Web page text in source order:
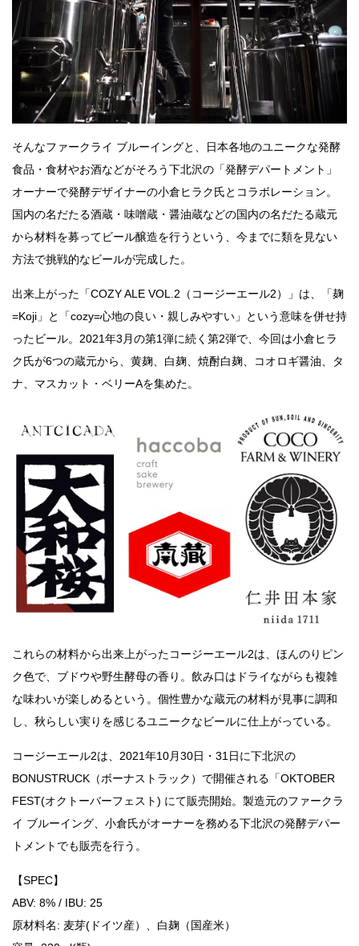
そんなファークライ ブルーイングと、日本各地のユニークな発酵
食品・食材やお酒などがそろう下北沢の「発酵デパートメント」
オーナーで発酵デザイナーの小倉ヒラク氏とコラボレーション。
国内の名だたる酒蔵・味噌蔵・醤油蔵などの国内の名だたる蔵元
から材料を募ってビール醸造を行うという、今までに類を見ない
方法で挑戦的なビールが完成した。
出来上がった「COZY ALE VOL.2（コージーエール2）」は、「麹
=Koji」と「cozy=心地の良い・親しみやすい」という意味を併せ持
ったビール。2021年3月の第1弾に続く第2弾で、今回は小倉ヒラ
ク氏が6つの蔵元から、黄麹、白麹、焼酎白麹、コオロギ醤油、タ
ナ、マスカット・ベリーAを集めた。
これらの材料から出来上がったコージーエール2は、ほんのりピン
ク色で、ブドウや野生酵母の香り。飲み口はドライながらも複雑
な味わいが楽しめるという。個性豊かな蔵元の材料が見事に調和
し、秋らしい実りを感じるユニークなビールに仕上がっている。
コージーエール2は、2021年10月30日・31日に下北沢の
BONUSTRUCK（ボーナストラック）で開催される「OKTOBER
FEST(オクトーバーフェスト) にて販売開始。製造元のファークラ
イ ブルーイング、小倉氏がオーナーを務める下北沢の発酵デパー
トメントでも販売を行う。
【SPEC】
ABV: 8% / IBU: 25
原材料名: 麦芽(ドイツ産）、白麹（国産米）